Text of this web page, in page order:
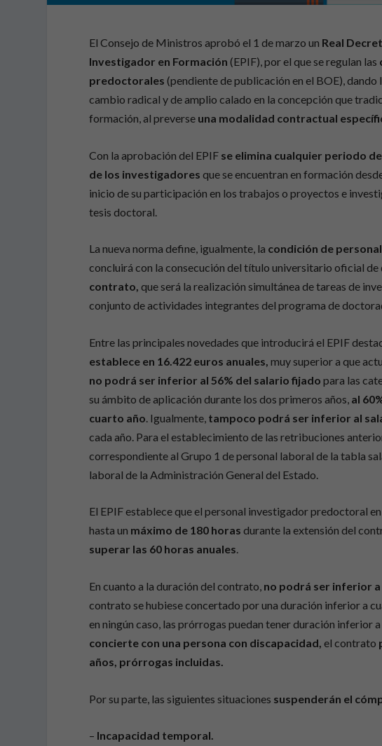
El Consejo de Ministros aprobó el 1 de marzo un Real
Investigador en Formación (EPIF), por el que se regulan las
predoctorales (pendiente de publicación en el BOE), dando
cambio radical y de amplio calado en la concepción que
formación, al preverse una modalidad contractual
Con la aprobación del EPIF se elimina cualquier periodo
de los investigadores que se encuentran en formación
inicio de su participación en los trabajos o proyectos e
tesis doctoral.
La nueva norma define, igualmente, la condición de
concluirá con la consecución del título universitario oficial
contrato,que será la realización simultánea de tareas de
conjunto de actividades integrantes del programa de
Entre las principales novedades que introducirá el EPIF
establece en 16.422 euros anuales,muy superior a que
no podrá ser inferior al 56% del salario fijado para las
su ámbito de aplicación durante los dos primeros años, al
cuarto año . Igualmente, tampoco podrá ser inferior al
cada año. Para el establecimiento de las retribuciones
correspondiente al Grupo 1 de personal laboral de la tabla
laboral de la Administración General del Estado.
El EPIF establece que el personal investigador predoctoral
hasta un máximo de 180 horas durante la extensión del
superar las 60 horas anuales.
En cuanto a la duración del contrato, no podrá ser inferior
contrato se hubiese concertado por una duración inferior a
en ningún caso, las prórrogas puedan tener duración inferior
concierte con una persona con discapacidad,el contrato
años, prórrogas incluidas.
Por su parte, las siguientes situaciones suspenderán el
– Incapacidad temporal.